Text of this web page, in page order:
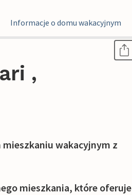
Informacje o domu wakacyjnym
,
wakacyjnym z
mieszkania, które oferuje